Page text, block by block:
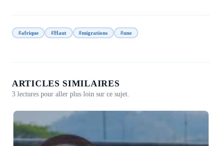
#afrique #Haut #migrations #une
ARTICLES SIMILAIRES
3 lectures pour aller plus loin sur ce sujet.